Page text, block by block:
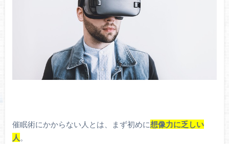
催眠術にかからない人とは、まず初めに想像力に乏しい
人 。